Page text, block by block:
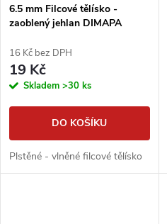
6.5 mm Filcové tělísko -
zaoblený jehlan DIMAPA
16 Kč bez DPH
19 Kč
Skladem >30 ks
DO KOŠÍKU
Plstěné - vlněné filcové tělísko